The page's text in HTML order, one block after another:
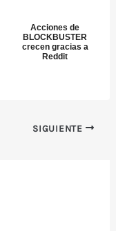
Acciones de
BLOCKBUSTER
crecen gracias a
Reddit
SIGUIENTE